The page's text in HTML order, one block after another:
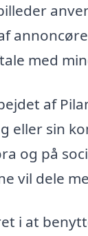
med
af
eller sin
og på
vil dele
i at